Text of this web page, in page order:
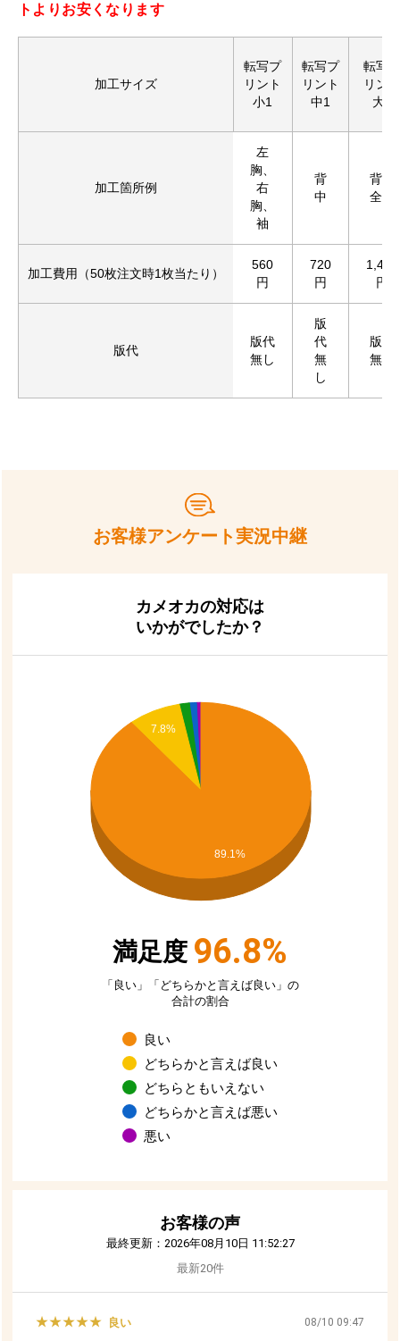
トよりお安くなります
加工サイズ
転写プ
リント
小1
転写プ
リント
中1
転写プ
リント
大1
加工箇所例
左
胸、
右
胸、
袖
背
中
背中
全面
加工費用（50枚注文時1枚当たり）
560
円
720
円
1,430
円
版代
版代
無し
版
代
無
し
版代
無し